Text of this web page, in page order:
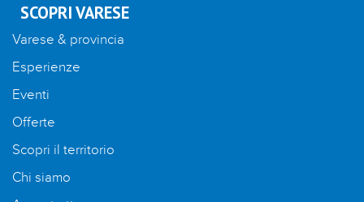
SCOPRI VARESE
Varese & provincia
Esperienze
Eventi
Offerte
Scopri il territorio
Chi siamo